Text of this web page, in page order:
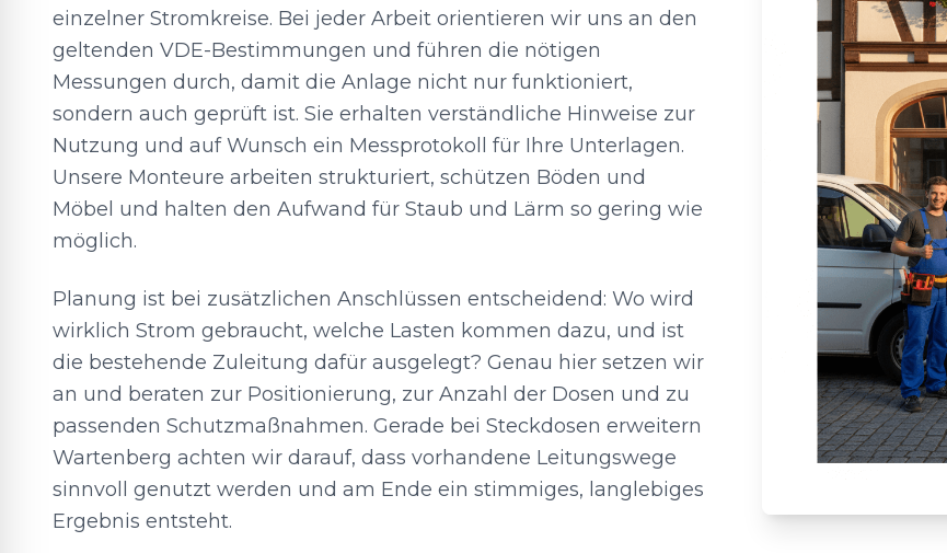
einzelner Stromkreise. Bei jeder Arbeit orientieren wir uns an den
geltenden VDE-Bestimmungen und führen die nötigen
Messungen durch, damit die Anlage nicht nur funktioniert,
sondern auch geprüft ist. Sie erhalten verständliche Hinweise zur
Nutzung und auf Wunsch ein Messprotokoll für Ihre Unterlagen.
Unsere Monteure arbeiten strukturiert, schützen Böden und
Möbel und halten den Aufwand für Staub und Lärm so gering wie
möglich.
Planung ist bei zusätzlichen Anschlüssen entscheidend: Wo wird
wirklich Strom gebraucht, welche Lasten kommen dazu, und ist
die bestehende Zuleitung dafür ausgelegt? Genau hier setzen wir
an und beraten zur Positionierung, zur Anzahl der Dosen und zu
passenden Schutzmaßnahmen. Gerade bei Steckdosen erweitern
Wartenberg achten wir darauf, dass vorhandene Leitungswege
sinnvoll genutzt werden und am Ende ein stimmiges, langlebiges
Ergebnis entsteht.